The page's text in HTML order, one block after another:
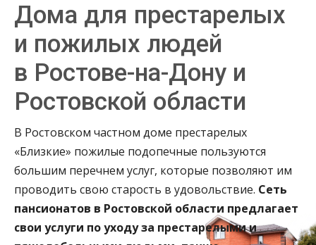
Дома для престарелых
и пожилых людей
в Ростове-на-Дону и
Ростовской области
В Ростовском частном доме престарелых
«Близкие» пожилые подопечные пользуются
большим перечнем услуг, которые позволяют им
проводить свою старость в удовольствие. Сеть
пансионатов в Ростовской области предлагает
свои услуги по уходу за престарелыми и